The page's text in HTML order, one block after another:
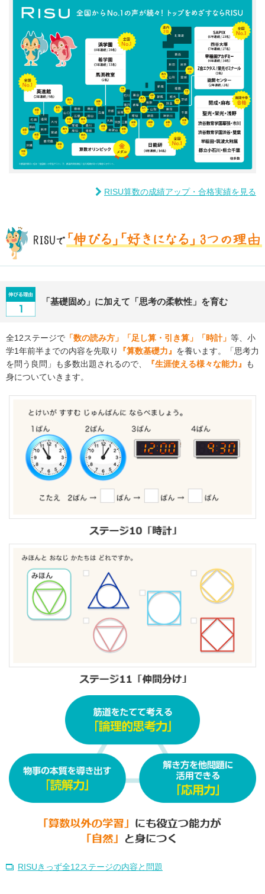
RISU算数の成績アップ・合格実績を見る
「基礎固め」に加えて「思考の柔軟性」を育む
全12ステージで 「数の読み方」「足し算・引き算」「時計」 等、小
学1年前半までの内容を先取り
『算数基礎力』 を養います。「思考力
を問う良問」も多数出題されるので、
『生涯使える様々な能力』
も
身についていきます。
RISUきっず全12ステージの内容と問題